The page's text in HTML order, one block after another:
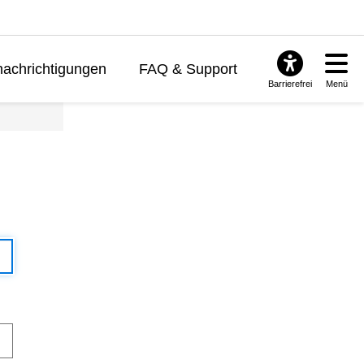
FAQ & Support
Barrierefrei Menü